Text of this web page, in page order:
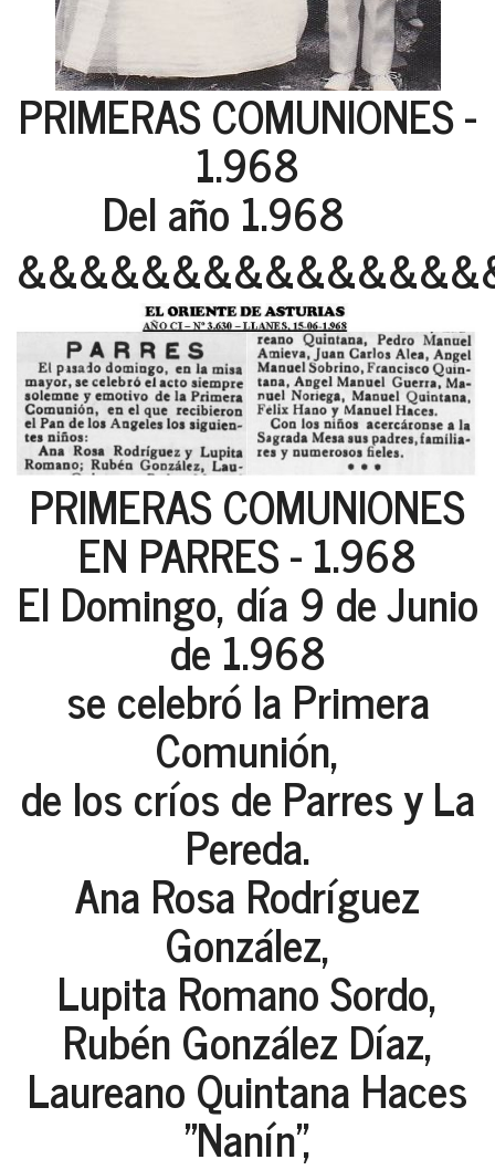
PRIMERAS COMUNIONES -
1.968
Del año 1.968
PRIMERAS COMUNIONES
EN PARRES - 1.968
El Domingo, día 9 de Junio
de 1.968
se celebró la Primera
Comunión,
de los críos de Parres y La
Pereda.
Ana Rosa Rodríguez
González,
Lupita Romano Sordo,
Rubén González Díaz,
Laureano Quintana Haces
"Nanín",